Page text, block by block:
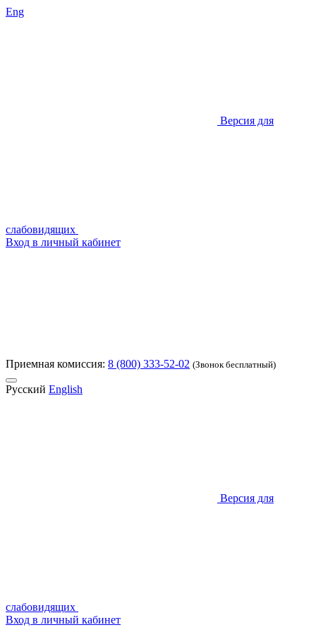
Eng
Версия для
слабовидящих
Вход в личный кабинет
Приемная комиссия: 8 (800) 333-52-02 (Звонок бесплатный)
Русский English
Версия для
слабовидящих
Вход в личный кабинет